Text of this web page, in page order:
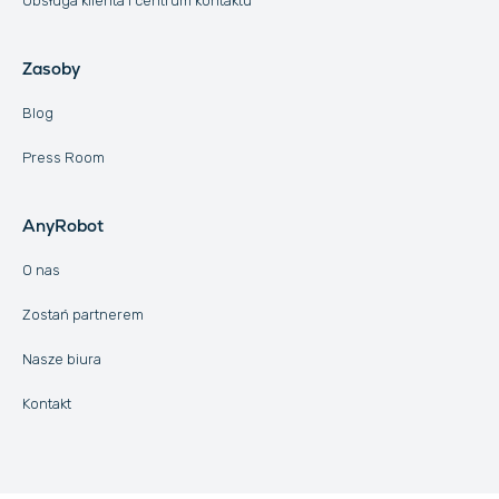
Zasoby
Blog
Press Room
AnyRobot
O nas
Zostań partnerem
Nasze biura
Kontakt